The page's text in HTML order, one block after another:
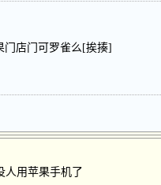
门店门可罗雀么[挨揍]
人用苹果手机了